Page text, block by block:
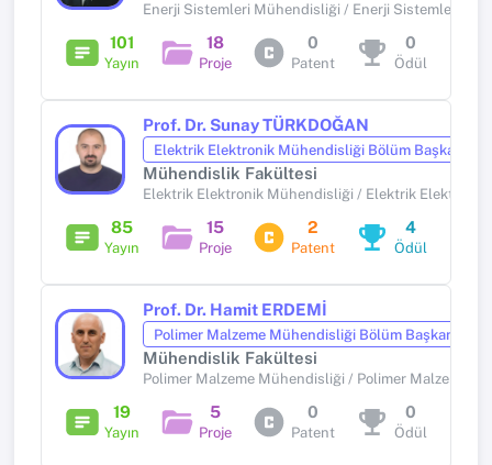
Enerji Sistemleri Mühendisliği / Enerji Sistemleri
101
Yayın
18
Proje
0
Patent
0
Ödül
Prof. Dr. Sunay TÜRKDOĞAN
Elektrik Elektronik Mühendisliği Bölüm Başkanı
Mühendislik Fakültesi
Elektrik Elektronik Mühendisliği / Elektrik
85
Yayın
15
Proje
2
Patent
4
Ödül
Prof. Dr. Hamit ERDEMİ
Polimer Malzeme Mühendisliği Bölüm Başkanı
Mühendislik Fakültesi
Polimer Malzeme Mühendisliği / Polimer Malzeme
19
Yayın
5
Proje
0
Patent
0
Ödül